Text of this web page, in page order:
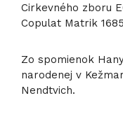
Cirkevného zboru
Copulat Matrik
Zo spomienok
narodenej v
Nendtvich.